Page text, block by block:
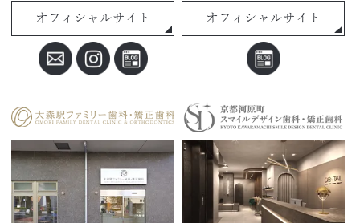
オフィシャルサイト オフィシャルサイト